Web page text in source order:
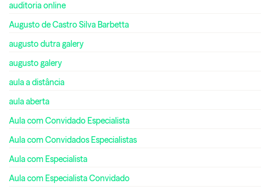
auditoria online
Augusto de Castro Silva Barbetta
augusto dutra galery
augusto galery
aula a distância
aula aberta
Aula com Convidado Especialista
Aula com Convidados Especialistas
Aula com Especialista
Aula com Especialista Convidado